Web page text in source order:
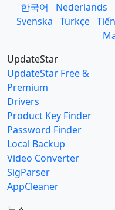
한국어
Nederlands
Svenska Türkçe
UpdateStar
UpdateStar Free &
Premium
Drivers
Product Key Finder
Password Finder
Local Backup
Video Converter
SigParser
AppCleaner